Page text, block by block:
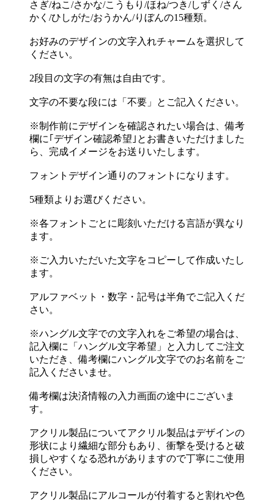
さぎ/ねこ/さかな/こうもり/ほね/つき/しずく/さん
かく/ひしがた/おうかん/りぼんの15種類。
お好みのデザインの文字入れチャームを選択して
ください。
2段目の文字の有無は自由です。
文字の不要な段には「不要」とご記入ください。
※制作前にデザインを確認されたい場合は、備考
欄に｢デザイン確認希望｣とお書きいただけました
ら、完成イメージをお送りいたします。
フォントデザイン通りのフォントになります。
5種類よりお選びください。
※各フォントごとに彫刻いただける言語が異なり
ます。
※ご入力いただいた文字をコピーして作成いたし
ます。
アルファベット・数字・記号は半角でご記入くだ
さい。
※ハングル文字での文字入れをご希望の場合は、
記入欄に「ハングル文字希望」と入力してご注文
いただき、備考欄にハングル文字でのお名前をご
記入くださいませ。
備考欄は決済情報の入力画面の途中にございま
す。
アクリル製品についてアクリル製品はデザインの
形状により繊細な部分もあり、衝撃を受けると破
損しやすくなる恐れがありますので丁寧にご使用
ください。
アクリル製品にアルコールが付着すると割れや色